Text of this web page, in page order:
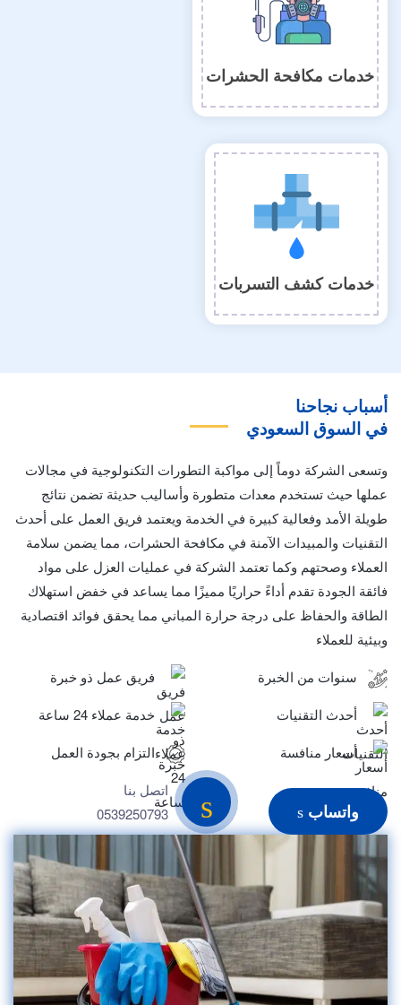
خدمات مكافحة الحشرات
خدمات كشف التسربات
أسباب نجاحنا
في السوق السعودي
وتسعى الشركة دوماً إلى مواكبة التطورات التكنولوجية في مجالات
عملها حيث تستخدم معدات متطورة وأساليب حديثة تضمن نتائج
طويلة الأمد وفعالية كبيرة في الخدمة ويعتمد فريق العمل على أحدث
التقنيات والمبيدات الآمنة في مكافحة الحشرات، مما يضمن سلامة
العملاء وصحتهم وكما تعتمد الشركة في عمليات العزل على مواد
فائقة الجودة تقدم أداءً حراريًا مميزًا مما يساعد في خفض استهلاك
الطاقة والحفاظ على درجة حرارة المباني مما يحقق فوائد اقتصادية
وبيئية للعملاء
سنوات من الخبرة
فريق عمل ذو خبرة
أحدث التقنيات
خدمة عملاء 24 ساعة
أسعار منافسة
التزام بجودة العمل
واتساب
اتصل بنا
0539250793